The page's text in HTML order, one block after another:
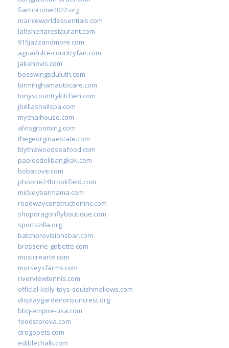
fiamc-rome2022.org
mariceworldessentials.com
lafisheriarestaurant.com
915jazzandmore.com
aguadulce-countryfair.com
jakehovis.com
bosswingsduluth.com
birminghamautocare.com
tonyscountrykitchen.com
jbellasnailspa.com
mychaihouse.com
alvisgrooming.com
thegeorginaestate.com
blythewoodseafood.com
paolosdelibangkok.com
bobacove.com
phoone24brookfield.com
mickeybarmama.com
roadwayconstructioninc.com
shopdragonflyboutique.com
sportszilla.org
batchprovisionsbar.com
brasserie-gobette.com
musicrearte.com
morseysfarms.com
riverviewtennis.com
official-kelly-toys-squishmallows.com
displaygardenonsuncrest.org
bbq-empire-usa.com
feedstoreva.com
drogopets.com
ediblechalk.com